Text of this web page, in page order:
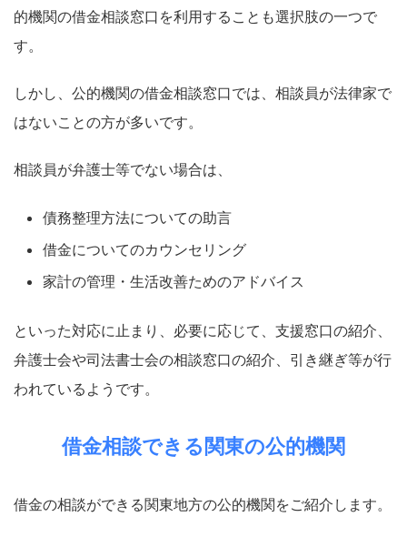
的機関の借金相談窓口を利用することも選択肢の一つで
す。
しかし、公的機関の借金相談窓口では、相談員が法律家で
はないことの方が多いです。
相談員が弁護士等でない場合は、
債務整理方法についての助言
借金についてのカウンセリング
家計の管理・生活改善ためのアドバイス
といった対応に止まり、必要に応じて、支援窓口の紹介、
弁護士会や司法書士会の相談窓口の紹介、引き継ぎ等が行
われているようです。
借金相談できる関東の公的機関
借金の相談ができる関東地方の公的機関をご紹介します。